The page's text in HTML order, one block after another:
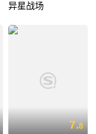
异星战场
7.8